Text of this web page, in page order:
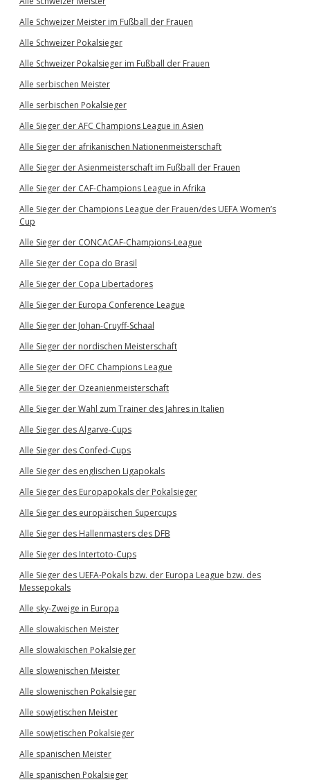
Alle Schweizer Meister im Fußball der Frauen
Alle Schweizer Pokalsieger
Alle Schweizer Pokalsieger im Fußball der Frauen
Alle serbischen Meister
Alle serbischen Pokalsieger
Alle Sieger der AFC Champions League in Asien
Alle Sieger der afrikanischen Nationenmeisterschaft
Alle Sieger der Asienmeisterschaft im Fußball der Frauen
Alle Sieger der CAF-Champions League in Afrika
Alle Sieger der Champions League der Frauen/des UEFA Women’s
Cup
Alle Sieger der CONCACAF-Champions-League
Alle Sieger der Copa do Brasil
Alle Sieger der Copa Libertadores
Alle Sieger der Europa Conference League
Alle Sieger der Johan-Cruyff-Schaal
Alle Sieger der nordischen Meisterschaft
Alle Sieger der OFC Champions League
Alle Sieger der Ozeanienmeisterschaft
Alle Sieger der Wahl zum Trainer des Jahres in Italien
Alle Sieger des Algarve-Cups
Alle Sieger des Confed-Cups
Alle Sieger des englischen Ligapokals
Alle Sieger des Europapokals der Pokalsieger
Alle Sieger des europäischen Supercups
Alle Sieger des Hallenmasters des DFB
Alle Sieger des Intertoto-Cups
Alle Sieger des UEFA-Pokals bzw. der Europa League bzw. des
Messepokals
Alle sky-Zweige in Europa
Alle slowakischen Meister
Alle slowakischen Pokalsieger
Alle slowenischen Meister
Alle slowenischen Pokalsieger
Alle sowjetischen Meister
Alle sowjetischen Pokalsieger
Alle spanischen Meister
Alle spanischen Pokalsieger